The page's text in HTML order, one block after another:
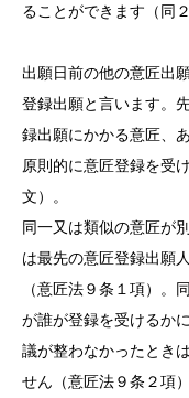
ることができます（同２
出願日前の他の意匠出
登録出願と言います。
録出願にかかる意匠、
原則的に意匠登録を受
文）。
同一又は類似の意匠が
は最先の意匠登録出願
（意匠法９条１項）。
が誰が登録を受けるか
議が整わなかったとき
せん（意匠法９条２項